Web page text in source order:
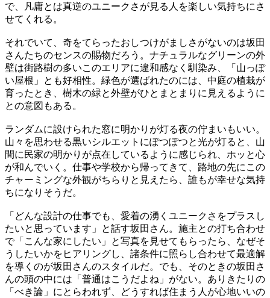
で、凡庸とは真逆のユニークさが見る人を楽しい気持ちにさ
せてくれる。
それでいて、奇をてらったおしつけがましさがないのは坂田
さんたちのセンスの賜物だろう。ナチュラルなグリーンの外
壁は街路樹の多いこのエリアに違和感なく馴染み、「山っぽ
い屋根」とも好相性。緑色が選ばれたのには、中庭の植栽が
育ったとき、樹木の緑と外壁がひとまとまりに見えるように
との意図もある。
ランダムに設けられた窓に明かりが灯る夜の佇まいもいい。
山々を思わせる黒いシルエットにぽつぽつと光が灯ると、山
間に民家の明かりが点在しているように感じられ、ホッと心
が和んでいく。仕事や学校から帰ってきて、路地の先にこの
チャーミングな外観がちらりと見えたら、誰もが幸せな気持
ちになりそうだ。
「どんな設計の仕事でも、愛着の湧くユニークさをプラスし
たいと思っています」と話す坂田さん。施主との打ち合わせ
で「こんな家にしたい」と写真を見せてもらったら、なぜそ
うしたいかをヒアリングし、諸条件に照らし合わせて最適解
を導くのが坂田さんのスタイルだ。でも、そのときの坂田さ
んの頭の中には「普通はこうだよね」がない。ありきたりの
「べき論」にとらわれず、どうすれば住まう人が心地いいの